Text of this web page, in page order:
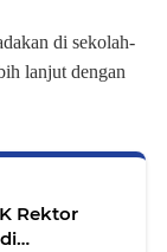
di sekolah-
lanjut dengan
Rektor